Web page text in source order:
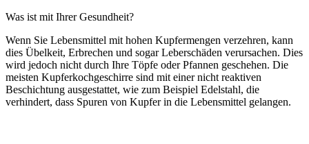
Was ist mit Ihrer Gesundheit?
Wenn Sie Lebensmittel mit hohen Kupfermengen verzehren, kann
dies Übelkeit, Erbrechen und sogar Leberschäden verursachen. Dies
wird jedoch nicht durch Ihre Töpfe oder Pfannen geschehen. Die
meisten Kupferkochgeschirre sind mit einer nicht reaktiven
Beschichtung ausgestattet, wie zum Beispiel Edelstahl, die
verhindert, dass Spuren von Kupfer in die Lebensmittel gelangen.